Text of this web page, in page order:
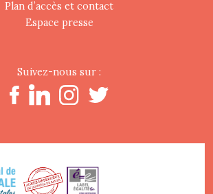
Plan d’accès et contact
Espace presse
Suivez-nous sur :